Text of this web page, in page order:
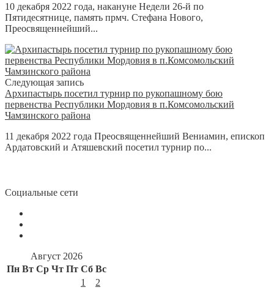
10 декабря 2022 года, накануне Недели 26-й по
Пятидесятнице, память прмч. Стефана Нового,
Преосвященнейший...
Следующая запись
Архипастырь посетил турнир по рукопашному бою
первенства Республики Мордовия в п.Комсомольский
Чамзинского района
11 декабря 2022 года Преосвященнейший Вениамин, епископ
Ардатовский и Атяшевский посетил турнир по...
Социальные сети
Август 2026
Пн Вт Ср Чт Пт Сб Вс
1
2